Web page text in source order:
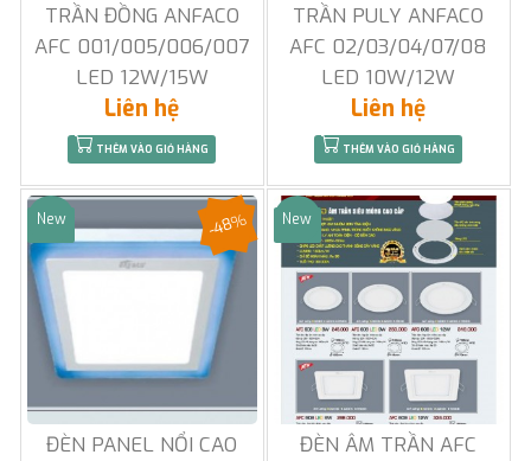
TRẦN ĐỒNG ANFACO
AFC 001/005/006/007
LED 12W/15W
Liên hệ
THÊM VÀO GIỎ HÀNG
TRẦN PULY ANFACO
AFC 02/03/04/07/08
LED 10W/12W
Liên hệ
THÊM VÀO GIỎ HÀNG
Sale
New
ĐÈN PANEL NỔI CAO
-48% Sale
New
ĐÈN ÂM TRẦN AFC